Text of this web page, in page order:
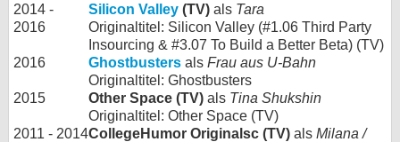
2014 -
2016
Silicon Valley (TV) als Tara
Originaltitel: Silicon Valley (#1.06 Third Party
Insourcing & #3.07 To Build a Better Beta) (TV)
2016
Ghostbusters als Frau aus U-Bahn
Originaltitel: Ghostbusters
2015
Other Space (TV) als Tina Shukshin
Originaltitel: Other Space (TV)
2011 - 2014CollegeHumor Originalsc (TV) als Milana /